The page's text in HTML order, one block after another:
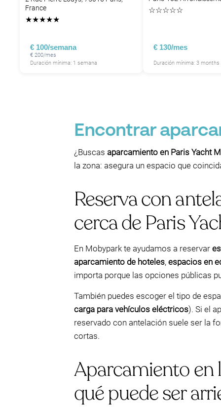
France
★★★★★
€ 100/semana
€ 200/mes
Duración mínima: 1 semana
☆☆☆☆☆
€ 130/mes
Duración mínima: 3 months
Encontrar
¿Buscas aparcamiento en Paris Yacht
la zona: asegura un espacio que
Reserva con
cerca de Paris
En Mobypark te ayudamos a reservar
aparcamiento de hoteles, espacios en
importa porque las opciones públicas
También puedes escoger el tipo de
carga para vehículos eléctricos). Si el
reservado con antelación suele ser la
cortas.
Aparcamiento en
qué puede ser